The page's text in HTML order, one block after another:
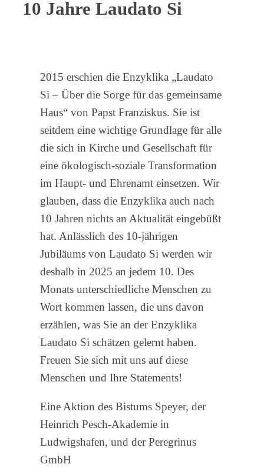
10 Jahre Laudato Si
2015 erschien die Enzyklika „Laudato
Si – Über die Sorge für das gemeinsame
Haus“ von Papst Franziskus. Sie ist
seitdem eine wichtige Grundlage für alle
die sich in Kirche und Gesellschaft für
eine ökologisch-soziale Transformation
im Haupt- und Ehrenamt einsetzen. Wir
glauben, dass die Enzyklika auch nach
10 Jahren nichts an Aktualität eingebüßt
hat. Anlässlich des 10-jährigen
Jubiläums von Laudato Si werden wir
deshalb in 2025 an jedem 10. Des
Monats unterschiedliche Menschen zu
Wort kommen lassen, die uns davon
erzählen, was Sie an der Enzyklika
Laudato Si schätzen gelernt haben.
Freuen Sie sich mit uns auf diese
Menschen und Ihre Statements!
Eine Aktion des Bistums Speyer, der
Heinrich Pesch-Akademie in
Ludwigshafen, und der Peregrinus
GmbH